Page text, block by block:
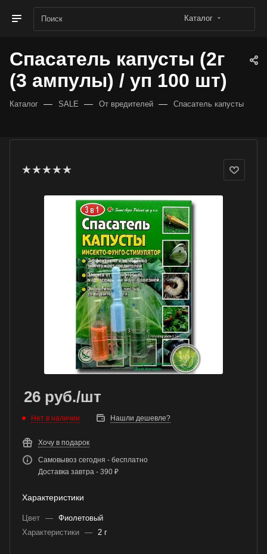
Каталог
Спасатель капусты (2г
(3 ампулы) / уп 100 шт)
Каталог — SALE — От вредителей — Спасатель капусты
26 руб./шт
Нет в наличии Нашли дешевле?
Хочу в подарок
Самовывоз сегодня - бесплатно
Доставка завтра - 390 ₽
Характеристики
Цвет — Фиолетовый
Характеристики — 2 г